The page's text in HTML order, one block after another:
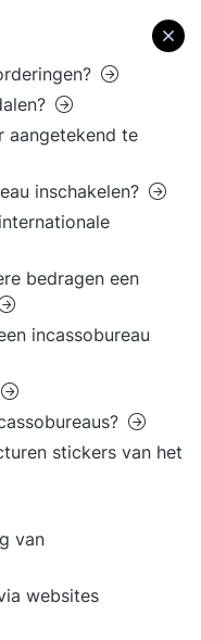
aangetekend te
inschakelen?
bedragen een
incassobureau
stickers van het
van
websites